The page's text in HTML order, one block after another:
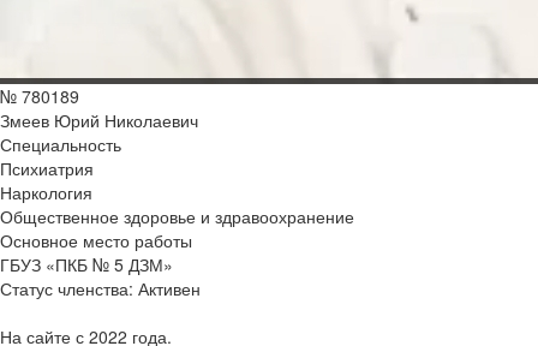
№ 780189
Змеев Юрий Николаевич
Специальность
Психиатрия
Наркология
Общественное здоровье и здравоохранение
Основное место работы
ГБУЗ «ПКБ № 5 ДЗМ»
Статус членства: Активен
На сайте с 2022 года.